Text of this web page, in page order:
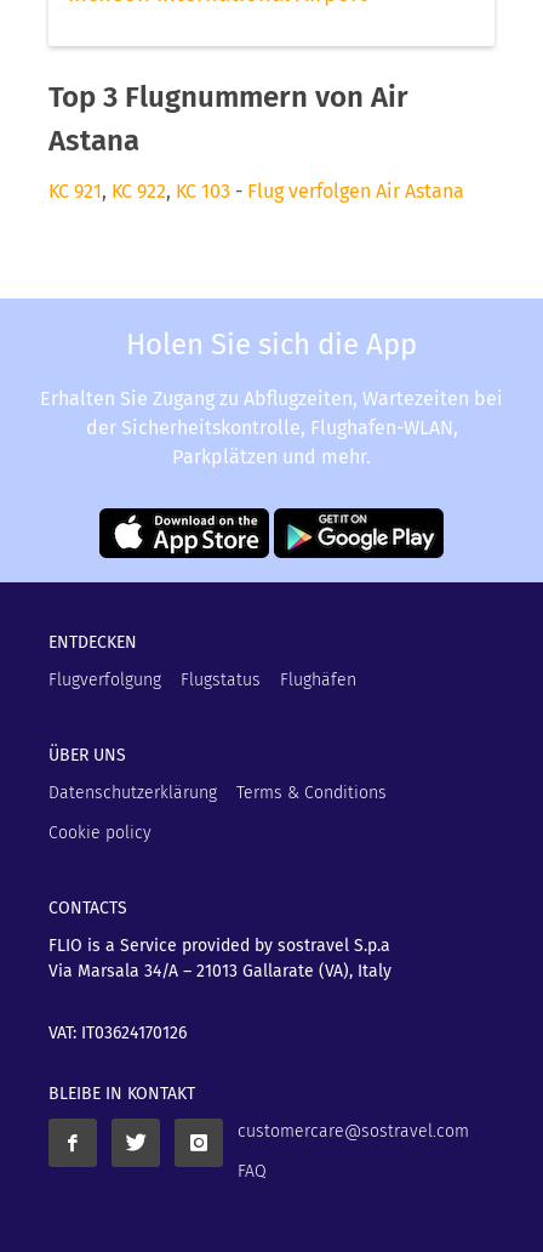
Top 3 Flugnummern von Air
Astana
KC 921, KC 922, KC 103 - Flug verfolgen Air Astana
Holen Sie sich die App
Erhalten Sie Zugang zu Abflugzeiten, Wartezeiten bei
der Sicherheitskontrolle, Flughafen-WLAN,
Parkplätzen und mehr.
ENTDECKEN
Flugverfolgung
Flugstatus Flughäfen
ÜBER UNS
Datenschutzerklärung
Terms & Conditions
Cookie policy
CONTACTS
FLIO is a Service provided by sostravel S.p.a
Via Marsala 34/A – 21013 Gallarate (VA), Italy
VAT: IT03624170126
BLEIBE IN KONTAKT
customercare@sostravel.com
FAQ